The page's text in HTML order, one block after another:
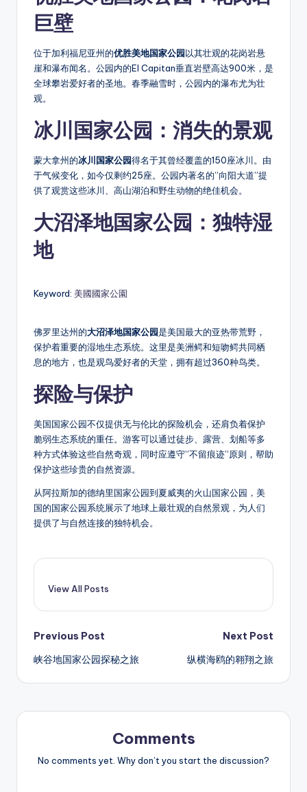
巨壁
位于加利福尼亚州的优胜美地国家公园以其壮观的花岗岩悬
崖和瀑布闻名。公园内的El Capitan垂直岩壁高达900米，是
全球攀岩爱好者的圣地。春季融雪时，公园内的瀑布尤为壮
观。
冰川国家公园：消失的景观
蒙大拿州的冰川国家公园得名于其曾经覆盖的150座冰川。由
于气候变化，如今仅剩约25座。公园内著名的”向阳大道”提
供了观赏这些冰川、高山湖泊和野生动物的绝佳机会。
大沼泽地国家公园：独特湿
地
Keyword: 美國國家公園
佛罗里达州的大沼泽地国家公园是美国最大的亚热带荒野，
保护着重要的湿地生态系统。这里是美洲鳄和短吻鳄共同栖
息的地方，也是观鸟爱好者的天堂，拥有超过360种鸟类。
探险与保护
美国国家公园不仅提供无与伦比的探险机会，还肩负着保护
脆弱生态系统的重任。游客可以通过徒步、露营、划船等多
种方式体验这些自然奇观，同时应遵守”不留痕迹”原则，帮助
保护这些珍贵的自然资源。
从阿拉斯加的德纳里国家公园到夏威夷的火山国家公园，美
国的国家公园系统展示了地球上最壮观的自然景观，为人们
提供了与自然连接的独特机会。
View All Posts
Post
navigation
Previous Post
峡谷地国家公园探秘之旅
Next Post
纵横海鸥的翱翔之旅
Comments
No comments yet. Why don’t you start the discussion?